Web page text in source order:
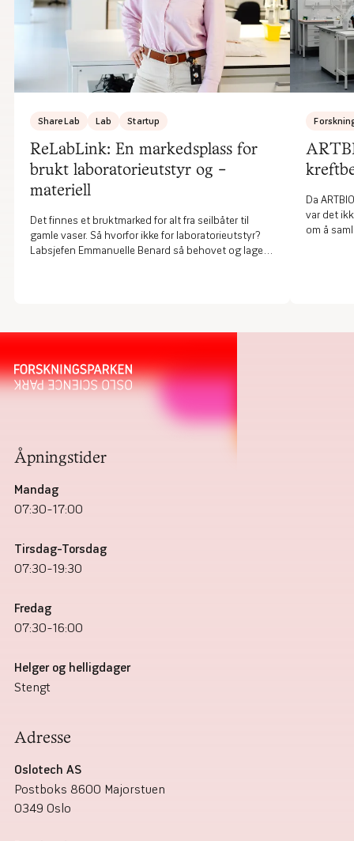
ShareLab Lab Startup
ReLabLink: En markedsplass for
brukt laboratorieutstyr og -
materiell
Det finnes et bruktmarked for alt fra seilbåter til
gamle vaser. Så hvorfor ikke for laboratorieutstyr?
Labsjefen Emmanuelle Benard så behovet og laget
Da
var det
om å
Åpningstider
Mandag
07:30–17:00
Tirsdag–Torsdag
07:30–19:30
Fredag
07:30–16:00
Helger og helligdager
Stengt
Adresse
Oslotech AS
Postboks 8600 Majorstuen
0349 Oslo